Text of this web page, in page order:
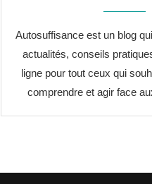
Autosuffisance est un blog
actualités, conseils
ligne pour tout ceux qui
comprendre et agir face